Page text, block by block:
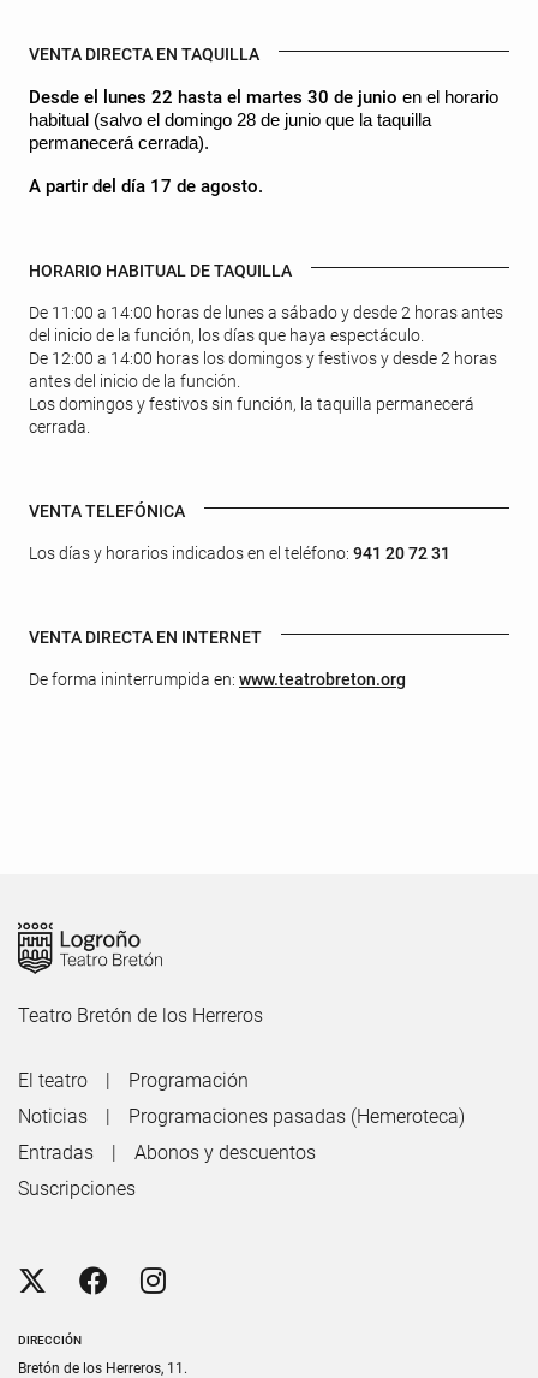
VENTA DIRECTA EN TAQUILLA
Desde el lunes 22 hasta el martes 30 de junio en el horario
habitual (salvo el domingo 28 de junio que la taquilla
permanecerá cerrada).
A partir del día 17 de agosto.
HORARIO HABITUAL DE TAQUILLA
De 11:00 a 14:00 horas de lunes a sábado y desde 2 horas antes
del inicio de la función, los días que haya espectáculo.
De 12:00 a 14:00 horas los domingos y festivos y desde 2 horas
antes del inicio de la función.
Los domingos y festivos sin función, la taquilla permanecerá
cerrada.
VENTA TELEFÓNICA
Los días y horarios indicados en el teléfono: 941 20 72 31
VENTA DIRECTA EN INTERNET
De forma ininterrumpida en: www.teatrobreton.org
Teatro Bretón de los Herreros
DIRECCIÓN
Bretón de los Herreros, 11.
El teatro
Programación
Noticias
Programaciones pasadas (Hemeroteca)
Entradas
Abonos y descuentos
Suscripciones